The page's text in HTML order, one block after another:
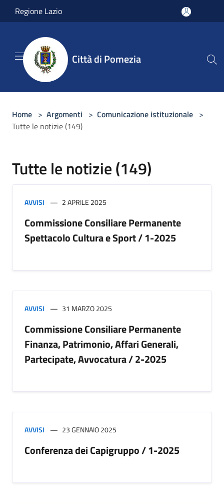
Salta al contenuto principale
Regione Lazio
Città di Pomezia
Home > Argomenti > Comunicazione istituzionale >
Tutte le notizie (149)
Tutte le notizie (149)
AVVISI 2 APRILE 2025
Commissione Consiliare Permanente
Spettacolo Cultura e Sport / 1-2025
AVVISI 31 MARZO 2025
Commissione Consiliare Permanente
Finanza, Patrimonio, Affari Generali,
Partecipate, Avvocatura / 2-2025
AVVISI 23 GENNAIO 2025
Conferenza dei Capigruppo / 1-2025